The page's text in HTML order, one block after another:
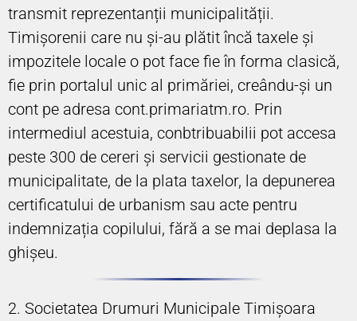
transmit reprezentanții municipalității.
Timișorenii care nu și-au plătit încă taxele și
impozitele locale o pot face fie în forma clasică,
fie prin portalul unic al primăriei, creându-și un
cont pe adresa cont.primariatm.ro. Prin
intermediul acestuia, conbtribuabilii pot accesa
peste 300 de cereri și servicii gestionate de
municipalitate, de la plata taxelor, la depunerea
certificatului de urbanism sau acte pentru
indemnizația copilului, fără a se mai deplasa la
ghișeu.
2. Societatea Drumuri Municipale Timișoara